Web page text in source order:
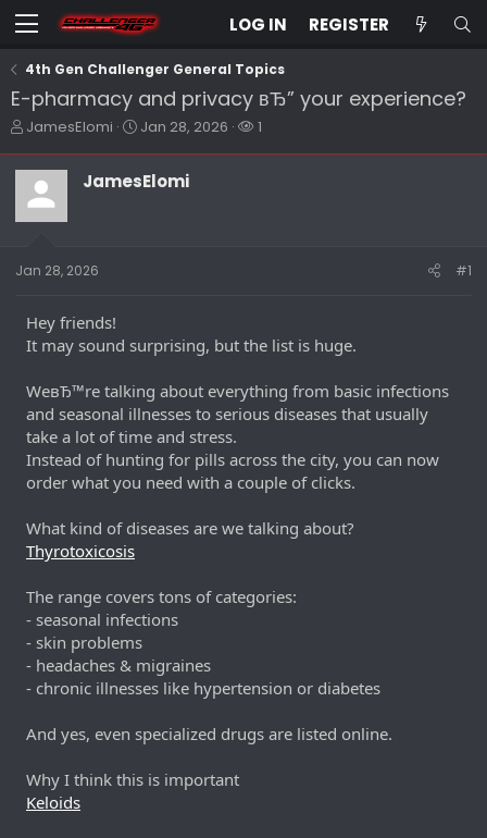
LOG IN REGISTER
4th Gen Challenger General Topics
E-pharmacy and privacy вЂ” your experience?
T
r
a
d
t
a
t
e
JamesElomi
S
r
Jan 28, 2026
W1
JamesElomi
Jan 28, 2026 #1
Hey friends!
It may sound surprising, but the list is huge.
WeвЂ™re talking about everything from basic infections
and seasonal illnesses to serious diseases that usually
take a lot of time and stress.
Instead of hunting for pills across the city, you can now
order what you need with a couple of clicks.
What kind of diseases are we talking about?
Thyrotoxicosis
The range covers tons of categories:
- seasonal infections
- skin problems
- headaches & migraines
- chronic illnesses like hypertension or diabetes
And yes, even specialized drugs are listed online.
Why I think this is important
Keloids